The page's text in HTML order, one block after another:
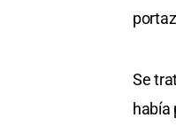
Se
había